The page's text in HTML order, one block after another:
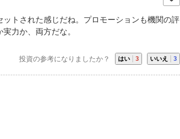
トされた感じだね。プロモーションも機関の評
力か、両方だな。
投資の参考になりましたか？ はい 3 いいえ 3